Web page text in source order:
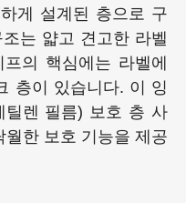
게 설계된 층으로 구
는 얇고 견고한 라벨
의 핵심에는 라벨에
층이 있습니다. 이 잉
틸렌 필름) 보호 층 사
한 보호 기능을 제공